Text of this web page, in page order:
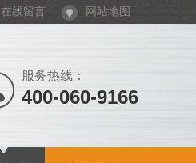
在线留言 网站地图
服务热线：
400-060-9166